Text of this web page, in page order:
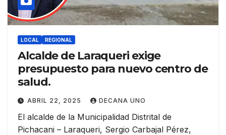
LOCAL REGIONAL
Alcalde de Laraqueri exige
presupuesto para nuevo centro de
salud.
ABRIL 22, 2025 DECANA UNO
El alcalde de la Municipalidad Distrital de
Pichacani – Laraqueri, Sergio Carbajal Pérez,